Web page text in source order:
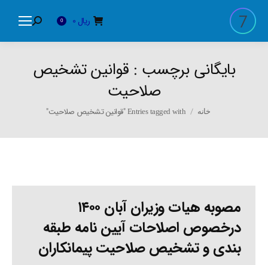
ریال 0
Search:
بایگانی برچسب : قوانین تشخیص
صلاحیت
You are here:
خانه Entries tagged with "قوانین تشخیص صلاحیت"
مصوبه هیات وزیران آبان ۱۴۰۰
درخصوص اصلاحات آیین نامه طبقه
بندی و تشخیص صلاحیت پیمانکاران